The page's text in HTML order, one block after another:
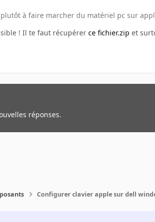
plutôt à faire marcher du matériel pc sur
! Il te faut récupérer ce fichier.zip et
réponses.
Configurer clavier apple sur dell